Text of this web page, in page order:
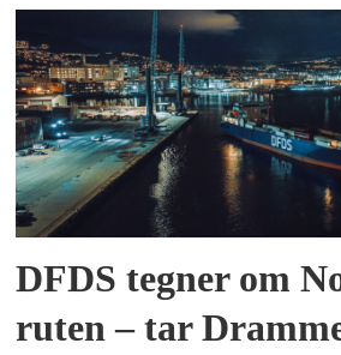
DFDS tegner om
ruten – tar